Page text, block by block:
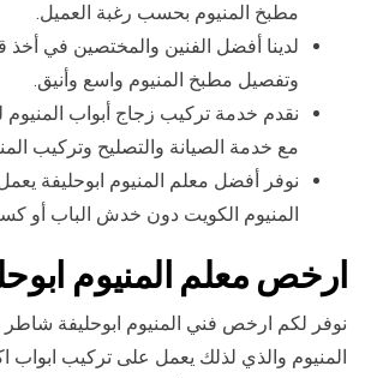
مطبخ المنيوم بحسب رغبة العميل.
لدينا أفضل الفنين والمختصين في أخذ
وتفصيل مطبخ المنيوم واسع وأنيق.
نقدم خدمة تركيب زجاج أبواب المنيوم
مع خدمة الصيانة والتصليح وتركيب
نوفر أفضل معلم المنيوم ابوحليفة
المنيوم الكويت دون خدش الباب أو
ارخص معلم المنيوم
نوفر لكم ارخص فني المنيوم ابوحليفة شاطر
المنيوم والذي لذلك يعمل على تركيب ابواب